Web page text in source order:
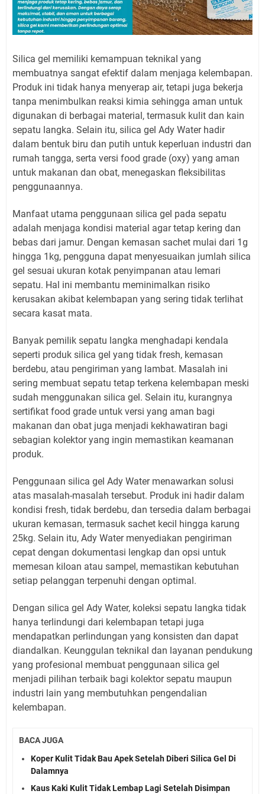
Silica gel memiliki kemampuan teknikal yang
membuatnya sangat efektif dalam menjaga kelembapan.
Produk ini tidak hanya menyerap air, tetapi juga bekerja
tanpa menimbulkan reaksi kimia sehingga aman untuk
digunakan di berbagai material, termasuk kulit dan kain
sepatu langka. Selain itu, silica gel Ady Water hadir
dalam bentuk biru dan putih untuk keperluan industri dan
rumah tangga, serta versi food grade (oxy) yang aman
untuk makanan dan obat, menegaskan fleksibilitas
penggunaannya.
Manfaat utama penggunaan silica gel pada sepatu
adalah menjaga kondisi material agar tetap kering dan
bebas dari jamur. Dengan kemasan sachet mulai dari 1g
hingga 1kg, pengguna dapat menyesuaikan jumlah silica
gel sesuai ukuran kotak penyimpanan atau lemari
sepatu. Hal ini membantu meminimalkan risiko
kerusakan akibat kelembapan yang sering tidak terlihat
secara kasat mata.
Banyak pemilik sepatu langka menghadapi kendala
seperti produk silica gel yang tidak fresh, kemasan
berdebu, atau pengiriman yang lambat. Masalah ini
sering membuat sepatu tetap terkena kelembapan meski
sudah menggunakan silica gel. Selain itu, kurangnya
sertifikat food grade untuk versi yang aman bagi
makanan dan obat juga menjadi kekhawatiran bagi
sebagian kolektor yang ingin memastikan keamanan
produk.
Penggunaan silica gel Ady Water menawarkan solusi
atas masalah-masalah tersebut. Produk ini hadir dalam
kondisi fresh, tidak berdebu, dan tersedia dalam berbagai
ukuran kemasan, termasuk sachet kecil hingga karung
25kg. Selain itu, Ady Water menyediakan pengiriman
cepat dengan dokumentasi lengkap dan opsi untuk
memesan kiloan atau sampel, memastikan kebutuhan
setiap pelanggan terpenuhi dengan optimal.
Dengan silica gel Ady Water, koleksi sepatu langka tidak
hanya terlindungi dari kelembapan tetapi juga
mendapatkan perlindungan yang konsisten dan dapat
diandalkan. Keunggulan teknikal dan layanan pendukung
yang profesional membuat penggunaan silica gel
menjadi pilihan terbaik bagi kolektor sepatu maupun
industri lain yang membutuhkan pengendalian
kelembapan.
BACA JUGA
Koper Kulit Tidak Bau Apek Setelah Diberi Silica Gel Di
Dalamnya
Kaus Kaki Kulit Tidak Lembap Lagi Setelah Disimpan